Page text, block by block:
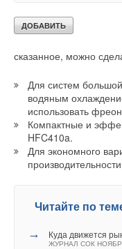
конденсатором
сказанное, можно
Для систем
водяным
использовать
Компактные и
HFC410a.
Для экономного
Читайте по
→ Куда движется
ЖУРНАЛ СОК